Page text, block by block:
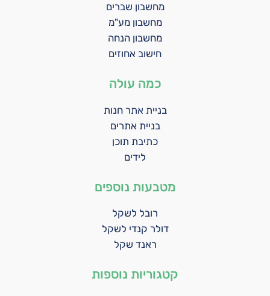
מחשבון שברים
מחשבון מע"מ
מחשבון הנחה
חישוב אחוזים
כמה עולה
בניית אתר חנות
בניית אתרים
כתיבת תוכן
לידים
מטבעות נוספים
רובל לשקל
דולר קנדי לשקל
ראנד שקל
קטגוריות נוספות